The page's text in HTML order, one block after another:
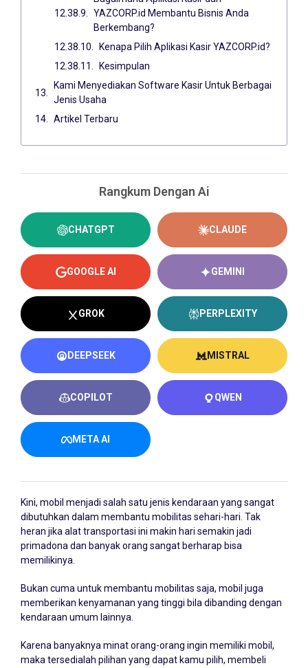
YAZCORP.id Membantu Bisnis Anda
Berkembang?
Kenapa Pilih Aplikasi Kasir YAZCORP.id?
Kesimpulan
Kami Menyediakan Software Kasir Untuk Berbagai
Jenis Usaha
Artikel Terbaru
Rangkum Dengan Ai
CHATGPT CLAUDE
GOOGLE AI GEMINI
GROK PERPLEXITY
DEEPSEEK MISTRAL
COPILOT QWEN
META AI
Kini, mobil menjadi salah satu jenis kendaraan yang sangat
dibutuhkan dalam membantu mobilitas sehari-hari. Tak
heran jika alat transportasi ini makin hari semakin jadi
primadona dan banyak orang sangat berharap bisa
memilikinya.
Bukan cuma untuk membantu mobilitas saja, mobil juga
memberikan kenyamanan yang tinggi bila dibanding dengan
kendaraan umum lainnya.
Karena banyaknya minat orang-orang ingin memiliki mobil,
maka tersedialah pilihan yang dapat kamu pilih, membeli